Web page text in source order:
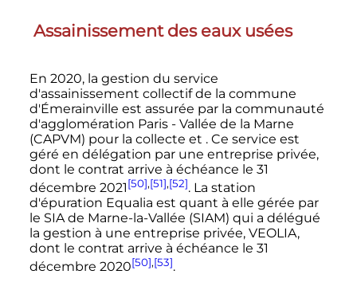
Assainissement des eaux usées
En 2020, la gestion du service
d'assainissement collectif de la commune
d'Émerainville est assurée par la communauté
d'agglomération Paris - Vallée de la Marne
(CAPVM) pour la collecte et . Ce service est
géré en délégation par une entreprise privée,
dont le contrat arrive à échéance le 31
décembre 2021[50],[51],[52]. La station
d'épuration Equalia est quant à elle gérée par
le SIA de Marne-la-Vallée (SIAM) qui a délégué
la gestion à une entreprise privée, VEOLIA,
dont le contrat arrive à échéance le 31
décembre 2020[50],[53].